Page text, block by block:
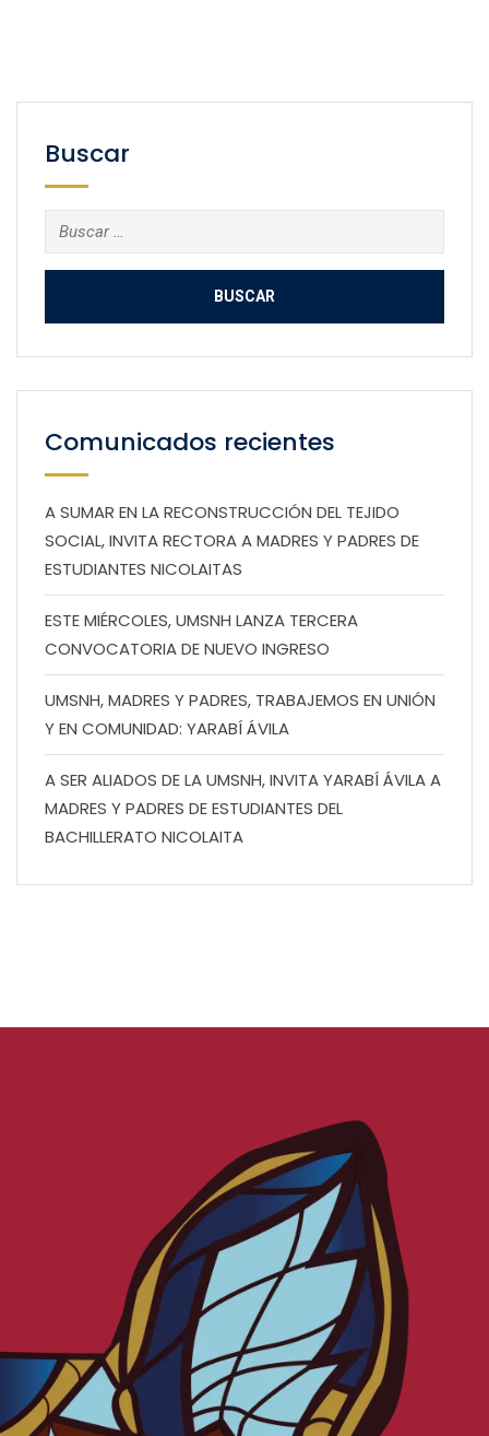
Buscar
Buscar:
Comunicados recientes
A SUMAR EN LA RECONSTRUCCIÓN DEL TEJIDO
SOCIAL, INVITA RECTORA A MADRES Y PADRES DE
ESTUDIANTES NICOLAITAS
ESTE MIÉRCOLES, UMSNH LANZA TERCERA
CONVOCATORIA DE NUEVO INGRESO
UMSNH, MADRES Y PADRES, TRABAJEMOS EN UNIÓN
Y EN COMUNIDAD: YARABÍ ÁVILA
A SER ALIADOS DE LA UMSNH, INVITA YARABÍ ÁVILA A
MADRES Y PADRES DE ESTUDIANTES DEL
BACHILLERATO NICOLAITA